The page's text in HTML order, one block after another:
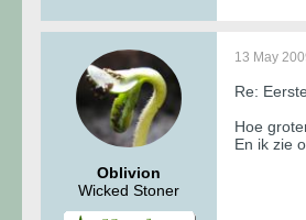
Oblivion
Wicked Stoner
13 May
Re:
Hoe
En ik zie